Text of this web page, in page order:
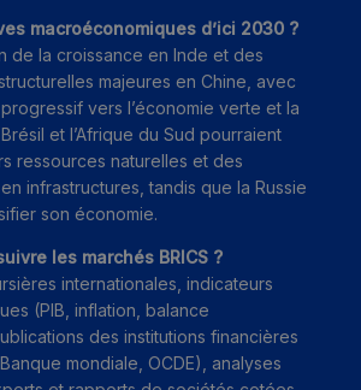
macroéconomiques d’ici 2030 ?
de la croissance en Inde et des
majeures en Chine, avec
vers l’économie verte et la
et l’Afrique du Sud pourraient
ressources naturelles et des
infrastructures, tandis que la Russie
son économie.
les marchés BRICS ?
internationales, indicateurs
(PIB, inflation, balance
des institutions financières
mondiale, OCDE), analyses